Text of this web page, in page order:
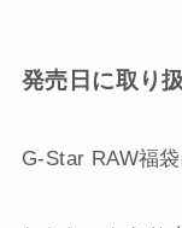
発売日に取り
G-Star RAW福